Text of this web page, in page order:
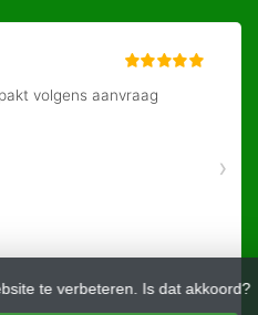
te verbeteren. Is dat akkoord?